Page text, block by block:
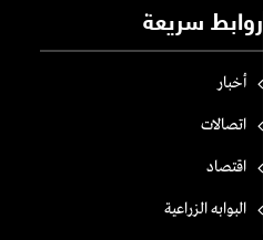
روابط سريعة
أخبار
اتصالات
اقتصاد
البوابه الزراعية